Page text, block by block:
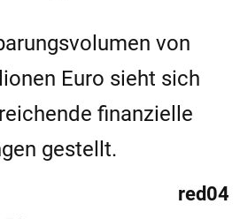
von
Euro sieht sich
finanzielle
gestellt.
red04